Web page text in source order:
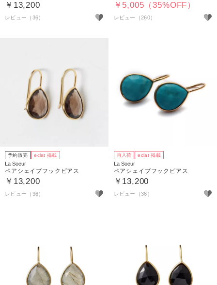
￥13,200
レビュー（36）
￥5,005（35%OFF）
レビュー（260）
予約販売 eclat 掲載
La Soeur
ペアシェイプフックピアス
￥13,200
レビュー（36）
再入荷 eclat 掲載
La Soeur
ペアシェイプフックピアス
￥13,200
レビュー（36）